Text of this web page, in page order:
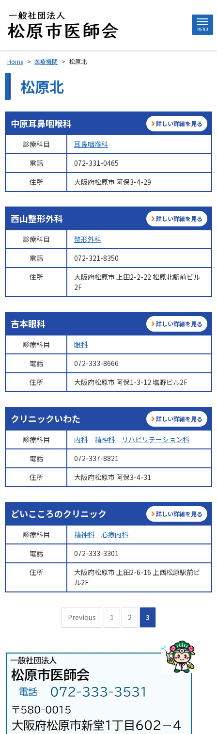
MENU
Home > 医療機関 > 松原北
松原北
中原耳鼻咽喉科 詳しい詳細を見る
診療科目
耳鼻咽喉科
電話
072-331-0465
住所
大阪府松原市 阿保3-4-29
西山整形外科 詳しい詳細を見る
診療科目
整形外科
電話
072-321-8350
住所
大阪府松原市 上田2-2-22 松原北駅前ビル
2F
吉本眼科 詳しい詳細を見る
診療科目
眼科
電話
072-333-8666
住所
大阪府松原市 阿保1-3-12 塩野ビル2F
クリニックいわた 詳しい詳細を見る
診療科目 内科 精神科
リハビリテーション科
電話
072-337-8821
住所
大阪府松原市 阿保3-4-31
どいこころのクリニック 詳しい詳細を見る
診療科目 精神科
心療内科
電話
072-333-3301
住所
大阪府松原市 上田2-6-16 上西松原駅前ビ
ル2F
Previous 1 2 3